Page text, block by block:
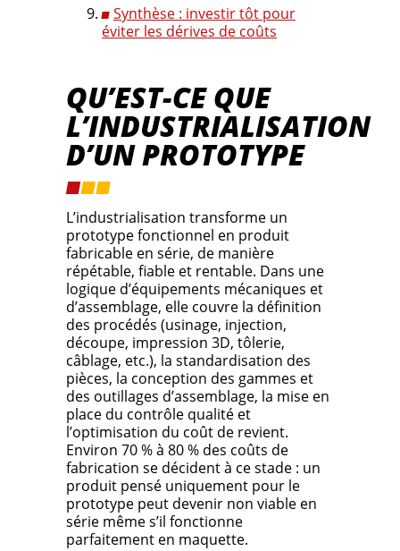
Synthèse : investir tôt pour
éviter les dérives de coûts
QU’EST-CE QUE
L’INDUSTRIALISATION
D’UN PROTOTYPE
L’industrialisation transforme un
prototype fonctionnel en produit
fabricable en série, de manière
répétable, fiable et rentable. Dans une
logique d’équipements mécaniques et
d’assemblage, elle couvre la définition
des procédés (usinage, injection,
découpe, impression 3D, tôlerie,
câblage, etc.), la standardisation des
pièces, la conception des gammes et
des outillages d’assemblage, la mise en
place du contrôle qualité et
l’optimisation du coût de revient.
Environ 70 % à 80 % des coûts de
fabrication se décident à ce stade : un
produit pensé uniquement pour le
prototype peut devenir non viable en
série même s’il fonctionne
parfaitement en maquette.